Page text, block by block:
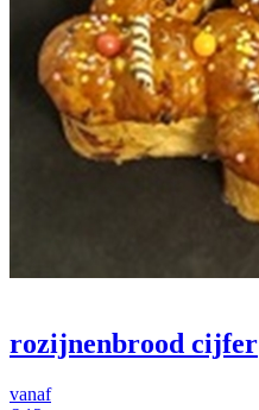
rozijnenbrood cijfer
vanaf